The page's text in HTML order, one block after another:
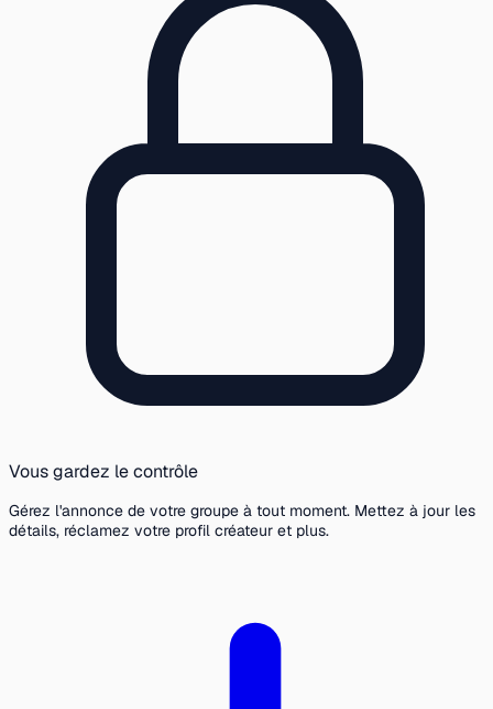
Vous gardez le contrôle
Gérez l'annonce de votre groupe à tout moment. Mettez à jour les
détails, réclamez votre profil créateur et plus.